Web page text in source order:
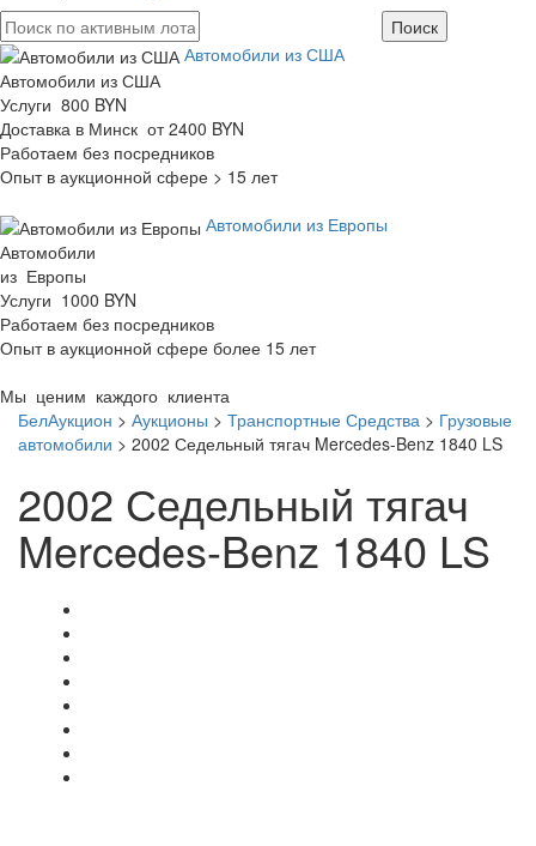
Автомобили из США
Автомобили из США
Услуги 800 BYN
Доставка в Минск от 2400 BYN
Работаем без посредников
Опыт в аукционной сфере > 15 лет
Автомобили из Европы
Автомобили
из Европы
Услуги 1000 BYN
Работаем без посредников
Опыт в аукционной сфере более 15 лет
Мы ценим каждого клиента
БелАукцион > Аукционы > Транспортные Средства > Грузовые
автомобили > 2002 Седельный тягач Mercedes-Benz 1840 LS
2002 Седельный тягач
Mercedes-Benz 1840 LS